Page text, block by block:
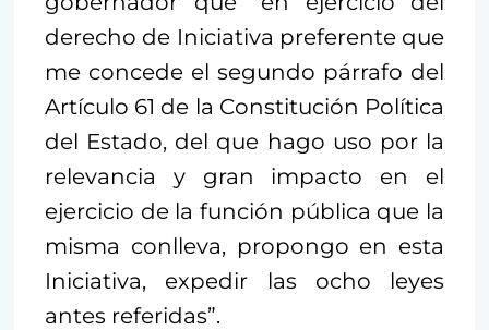
derecho de Iniciativa preferente que
me concede el segundo párrafo del
Artículo 61 de la Constitución Política
del Estado, del que hago uso por la
relevancia y gran impacto en el
ejercicio de la función pública que la
misma conlleva, propongo en esta
Iniciativa, expedir las ocho leyes
antes referidas”.